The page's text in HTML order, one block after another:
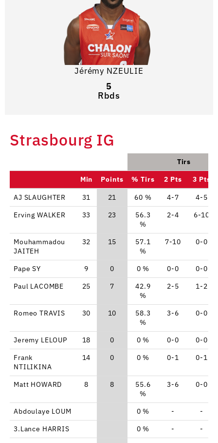
Jérémy NZEULIE
5
Rbds
Strasbourg IG
Tirs
Min
Points % Tirs 2 Pts 3 Pts
AJ SLAUGHTER 31 21 60 % 4-7
4-5
Erving WALKER
33 23
56.3
%
2-4 6-10
Mouhammadou
JAITEH
32 15
57.1
%
7-10 0-0
Pape SY 9 0 0 % 0-0
0-0
Paul LACOMBE
25 7
42.9
%
2-5 1-2
Romeo TRAVIS 30 10
58.3
%
3-6 0-0
Jeremy LELOUP 18 0 0 % 0-0
0-0
Frank
NTILIKINA
14 0 0 % 0-1 0-1
Matt HOWARD 8 8
55.6
%
3-6 0-0
Abdoulaye LOUM 0 % -
-
3.Lance HARRIS
0 % -
-